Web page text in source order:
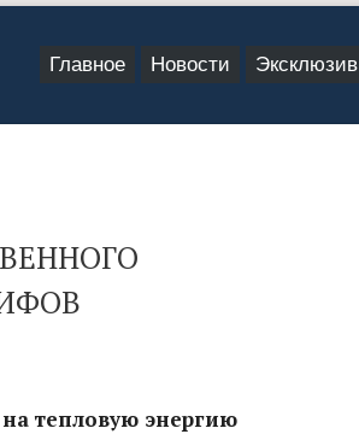
Главное Новости Эксклюзив
тепловую энергию